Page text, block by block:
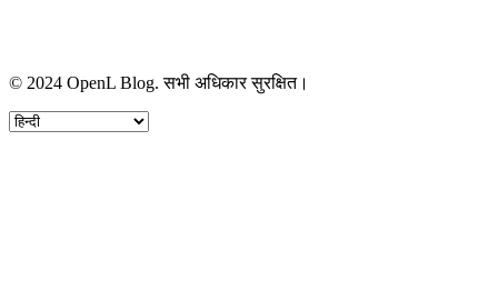
© 2024 OpenL Blog. सभी अधिकार सुरक्षित।